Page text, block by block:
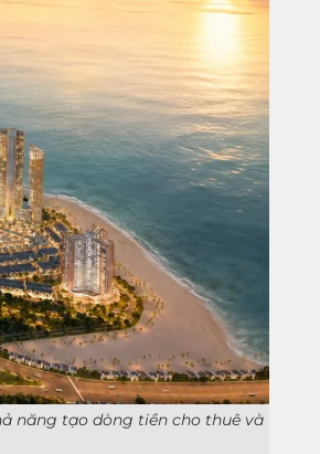
năng tạo dòng tiền cho thuê và